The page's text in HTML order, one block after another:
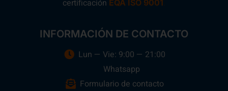
certificación EQA ISO 9001
INFORMACIÓN DE CONTACTO
Lun — Vie: 9:00 — 21:00
Whatsapp
Formulario de contacto